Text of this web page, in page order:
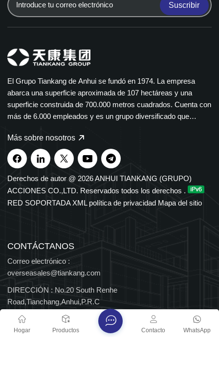
Suscribir
El Grupo Tiankang de Anhui se fundó en 1974. La empresa
abarca una superficie aproximada de 107 hectáreas y una
superficie construida de 700.000 metros cuadrados. Cuenta con
más de 6.000 empleados y es un grupo diversificado que
instrumentos y medidores, cables ópticos, productos médicos y
farmacéuticos, equipos eléctricos inteligentes y bandejas de
cables de polímero. Nuestros productos se utilizan ampliamente
en los sectores petroquímico, eléctrico, de transporte y de
nuevas energías. El Grupo cuenta con derechos de importación
y exportación independientes y ha sido reconocido durante
múltiples distinciones provinciales y nacionales.
Más sobre nosotros
Derechos de autor @ 2026 ANHUI TIANKANG (GRUPO)
ACCIONES CO.,LTD. Reservados todos los derechos .
RED SOPORTADA XML política de privacidad Mapa del sitio
CONTÁCTANOS
Correo electrónico :
overseasales@tiankang.com
DIRECCIÓN : No.20 South Renhe
Road,Tianchang,Anhui,P.R.C
Derechos de autor @ 2026 ANHUI TIANKANG (GRUPO)
Hogar Productos WhatsApp
Contacto